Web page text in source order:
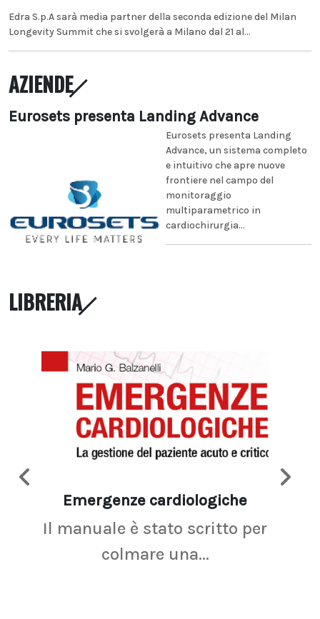
Edra S.p.A sarà media partner della seconda edizione del Milan
Longevity Summit che si svolgerà a Milano dal 21 al...
AZIENDE
Eurosets presenta Landing Advance
Eurosets presenta Landing
Advance, un sistema completo
e intuitivo che apre nuove
frontiere nel campo del
monitoraggio
multiparametrico in
cardiochirurgia...
LIBRERIA
Emergenze cardiologiche
Il manuale è stato scritto per
colmare una...